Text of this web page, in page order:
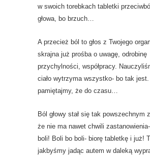
w swoich torebkach tabletki
głowa, bo brzuch…
A przecież ból to głos z Twojego
skrajna już prośba o uwagę, odrobinę
przychylności, współpracy.
ciało wytrzyma wszystko- bo tak jest.
pamiętajmy, że do czasu…
Ból głowy stał się tak powszechnym
że nie ma nawet chwili
boli! Boli bo boli- biorę tabletkę i już!
jakbyśmy jadąc autem w daleką